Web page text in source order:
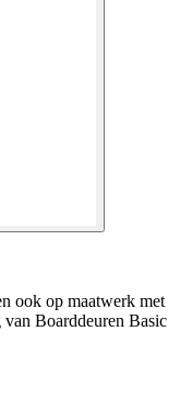
ook op maatwerk met
Boarddeuren Basic